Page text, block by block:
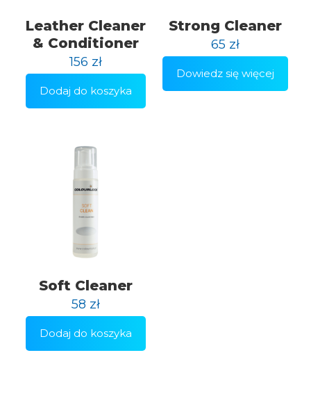
Leather Cleaner
& Conditioner
156 zł
Dodaj do koszyka
Strong Cleaner
65 zł
Dowiedz się więcej
Soft Cleaner
58 zł
Dodaj do koszyka